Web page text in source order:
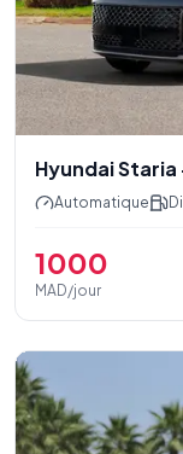
Hyundai Staria
Automatique
1000
MAD/jour